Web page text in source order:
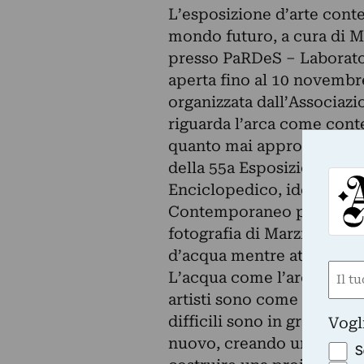
L’esposizione d’arte
mondo futuro, a cura di
presso PaRDeS –
aperta fino al 10
organizzata
riguarda l’arca come
quanto mai appropriato
della 55a Esposizione
Enciclopedico, ideato da
Contemporaneo per cui
fotografia di Marzia
d’acqua mentre
L’acqua come l’arca è
artisti sono come
difficili sono in grado di
nuovo, creando un ponte
Nome